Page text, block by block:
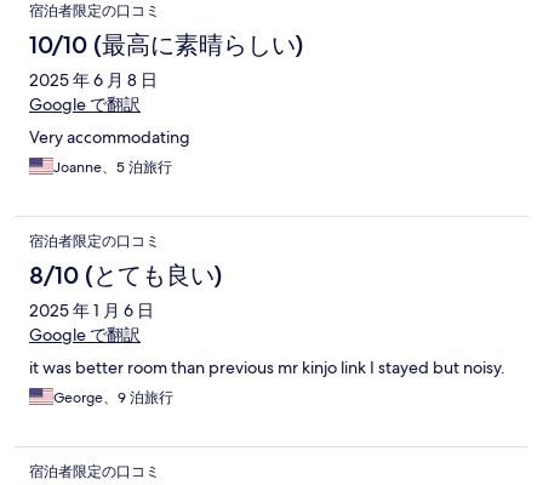
宿泊者限定の口コミ
10/10 (最高に素晴らしい)
2025 年 6 月 8 日
Google で翻訳
Very accommodating
Joanne、5 泊旅行
宿泊者限定の口コミ
8/10 (とても良い)
2025 年 1 月 6 日
Google で翻訳
it was better room than previous mr kinjo link I stayed but noisy.
George、9 泊旅行
宿泊者限定の口コミ